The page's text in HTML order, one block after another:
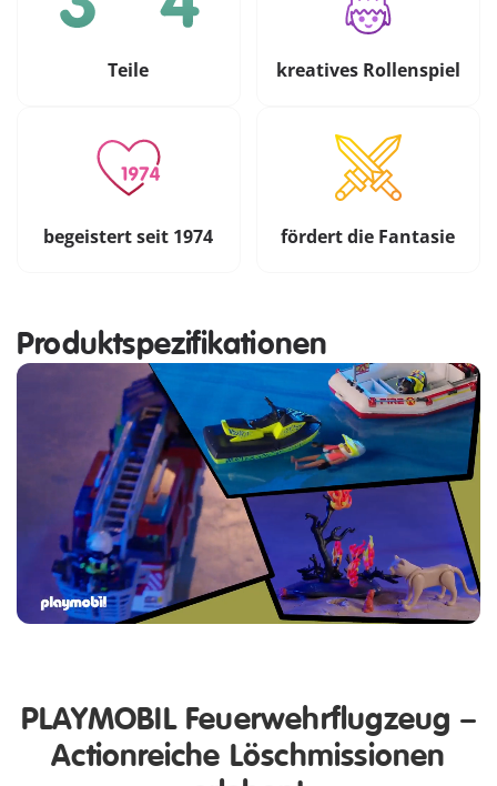
Teile kreatives Rollenspiel
begeistert seit 1974 fördert die Fantasie
Produktspezifikationen
PLAYMOBIL Feuerwehrflugzeug –
Actionreiche Löschmissionen